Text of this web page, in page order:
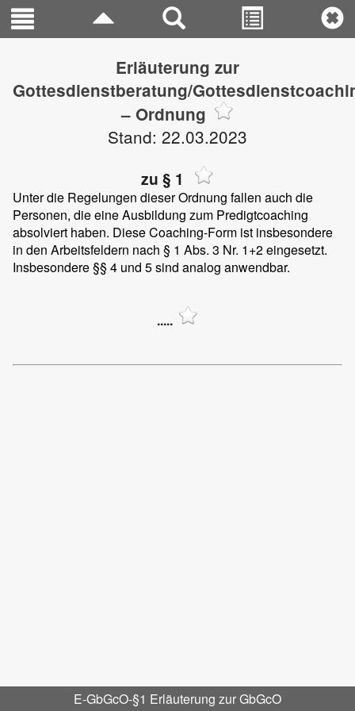
E-GbGcO-§1 Erläuterung zur GbGcO
Erläuterung zur
Gottesdienstberatung/
– Ordnung
Stand: 22.03.2023
zu § 1
Unter die Regelungen dieser Ordnung fallen auch die
Personen, die eine Ausbildung zum Predigtcoaching
absolviert haben. Diese Coaching-Form ist insbesondere
in den Arbeitsfeldern nach § 1 Abs. 3 Nr. 1+2 eingesetzt.
Insbesondere §§ 4 und 5 sind analog anwendbar.
.....